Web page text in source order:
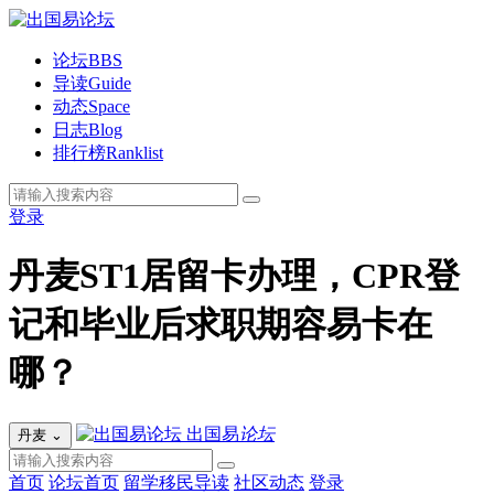
论坛BBS
导读Guide
动态Space
日志Blog
排行榜Ranklist
登录
丹麦ST1居留卡办理，CPR登
记和毕业后求职期容易卡在
哪？
丹麦 ⌄ 出国易论坛
首页 论坛首页 留学移民导读 社区动态 登录